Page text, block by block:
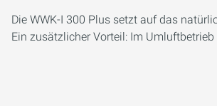
Die WWK-I 300 Plus setzt auf das
Ein zusätzlicher Vorteil: Im